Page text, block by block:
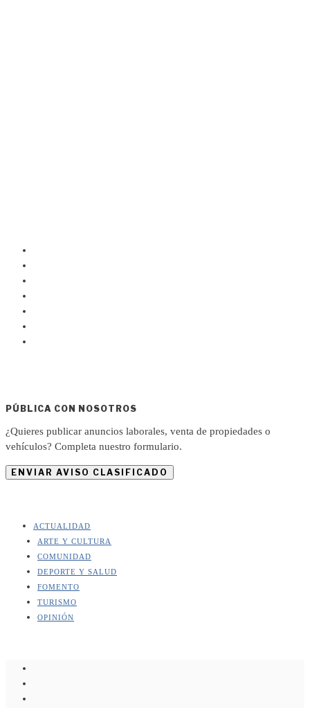
PÚBLICA CON NOSOTROS
¿Quieres publicar anuncios laborales, venta de propiedades o
vehículos? Completa nuestro formulario.
ENVIAR AVISO CLASIFICADO
ACTUALIDAD
ARTE Y CULTURA
COMUNIDAD
DEPORTE Y SALUD
FOMENTO
TURISMO
OPINIÓN